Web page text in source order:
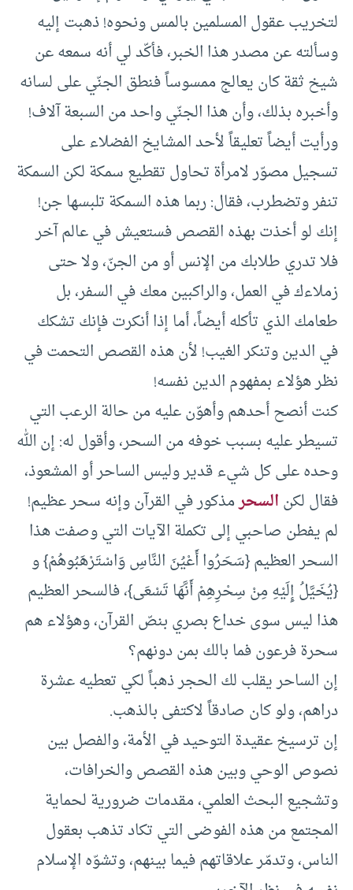
لتخريب عقول المسلمين بالمس ونحوه! ذهبت إليه
وسألته عن مصدر هذا الخبر، فأكّد لي أنه سمعه عن
شيخ ثقة كان يعالج ممسوساً فنطق الجنّي على لسانه
وأخبره بذلك، وأن هذا الجنّي واحد من السبعة آلاف!
ورأيت أيضاً تعليقاً لأحد المشايخ الفضلاء على
تسجيل مصوّر لامرأة تحاول تقطيع سمكة لكن السمكة
تنفر وتضطرب، فقال: ربما هذه السمكة تلبسها جن!
إنك لو أخذت بهذه القصص فستعيش في عالم آخر
فلا تدري طلابك من الإنس أو من الجنّ، ولا حتى
زملاءك في العمل، والراكبين معك في السفر، بل
طعامك الذي تأكله أيضاً، أما إذا أنكرت فإنك تشكك
في الدين وتنكر الغيب! لأن هذه القصص التحمت في
نظر هؤلاء بمفهوم الدين نفسه!
كنت أنصح أحدهم وأهوّن عليه من حالة الرعب التي
تسيطر عليه بسبب خوفه من السحر، وأقول له: إن الله
وحده على كل شيء قدير وليس الساحر أو المشعوذ،
فقال لكنالسحرمذكور في القرآن وإنه سحر عظيم!
لم يفطن صاحبي إلى تكملة الآيات التي وصفت هذا
السحر العظيم {سَحَرُوا أَعْيُنَ النَّاسِ وَاسْتَرْهَبُوهُمْ} و
{يُخَيَّلُ إِلَيْهِ مِنْ سِحْرِهِمْ أَنَّهَا تَسْعَى}، فالسحر العظيم
هذا ليس سوى خداع بصري بنصّ القرآن، وهؤلاء هم
سحرة فرعون فما بالك بمن دونهم؟
إن الساحر يقلب لك الحجر ذهباً لكي تعطيه عشرة
دراهم، ولو كان صادقاً لاكتفى بالذهب.
إن ترسيخ عقيدة التوحيد في الأمة، والفصل بين
نصوص الوحي وبين هذه القصص والخرافات،
وتشجيع البحث العلمي، مقدمات ضرورية لحماية
المجتمع من هذه الفوضى التي تكاد تذهب بعقول
الناس، وتدمّر علاقاتهم فيما بينهم، وتشوّه الإسلام